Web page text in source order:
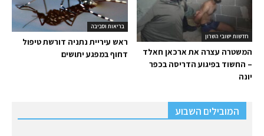
בריאות וסביבה
ראש עיריית נתניה דורשת טיפול
דחוף במפגע יתושים
חדשות ישובי השרון
המשטרה עצרה את ארכאן חאלד
– החשוד בפיגוע הדריסה בכפר
יונה
המובילים השבוע